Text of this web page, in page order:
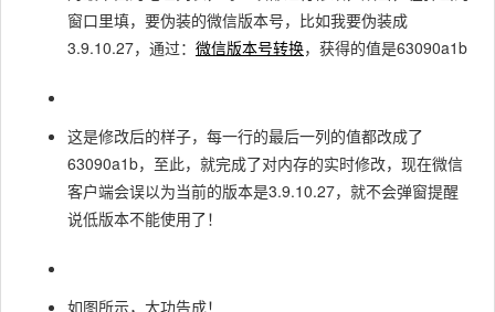
窗口里填，要伪装的微信版本号，比如我要伪装成
3.9.10.27，通过： 微信版本号转换，获得的值是63090a1b
这是修改后的样子，每一行的最后一列的值都改成了
63090a1b，至此，就完成了对内存的实时修改，现在微信
客户端会误以为当前的版本是3.9.10.27，就不会弹窗提醒
说低版本不能使用了！
如图所示，大功告成！